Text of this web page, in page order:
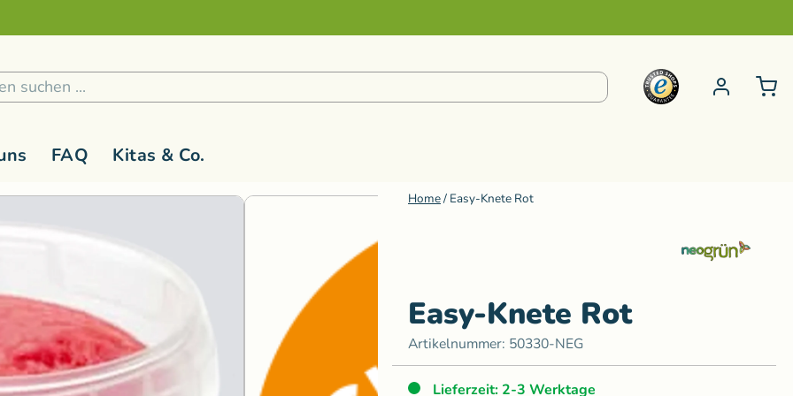
Holzspielzeug
Rasseln & Greiflinge
Bausteine
Bau- und Konstruktionsspielzeug
Lernspiele
Malen & Kneten
Musik & Klänge
G-L
Grimm's Holzspielzeug
Holzwald
Kallisto Stofftiere
Magic Wood
Namaki Bio-Schminke
Nanchen Natur
natureZOO
Steiner Kuscheltiere
Sternengasse
Teenytini
1 Jahr
FAQ Kitas & Co.
Home/ Easy-Knete Rot
Easy-Knete Rot
Artikelnummer: 50330-NEG
Lieferzeit: 2-3 Werktage